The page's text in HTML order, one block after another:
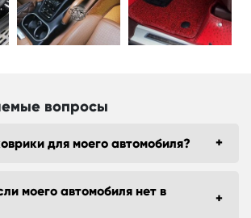
вопросы
для моего автомобиля?
моего автомобиля нет в